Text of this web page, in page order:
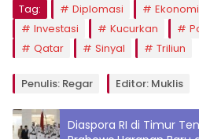
Tag: Diplomasi Ekonomi
Investasi
Kucurkan
Qatar
Sinyal Triliun
Penulis: Regar Editor: Muklis
Diaspora RI di Timur